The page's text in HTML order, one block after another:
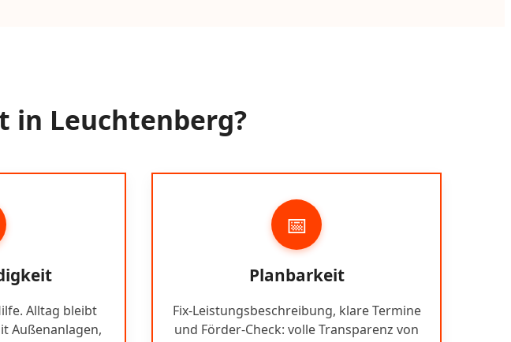
in Leuchtenberg?
Alltag bleibt
Außenanlagen,
📅
Planbarkeit
Fix-Leistungsbeschreibung, klare Termine
und Förder-Check: volle Transparenz von